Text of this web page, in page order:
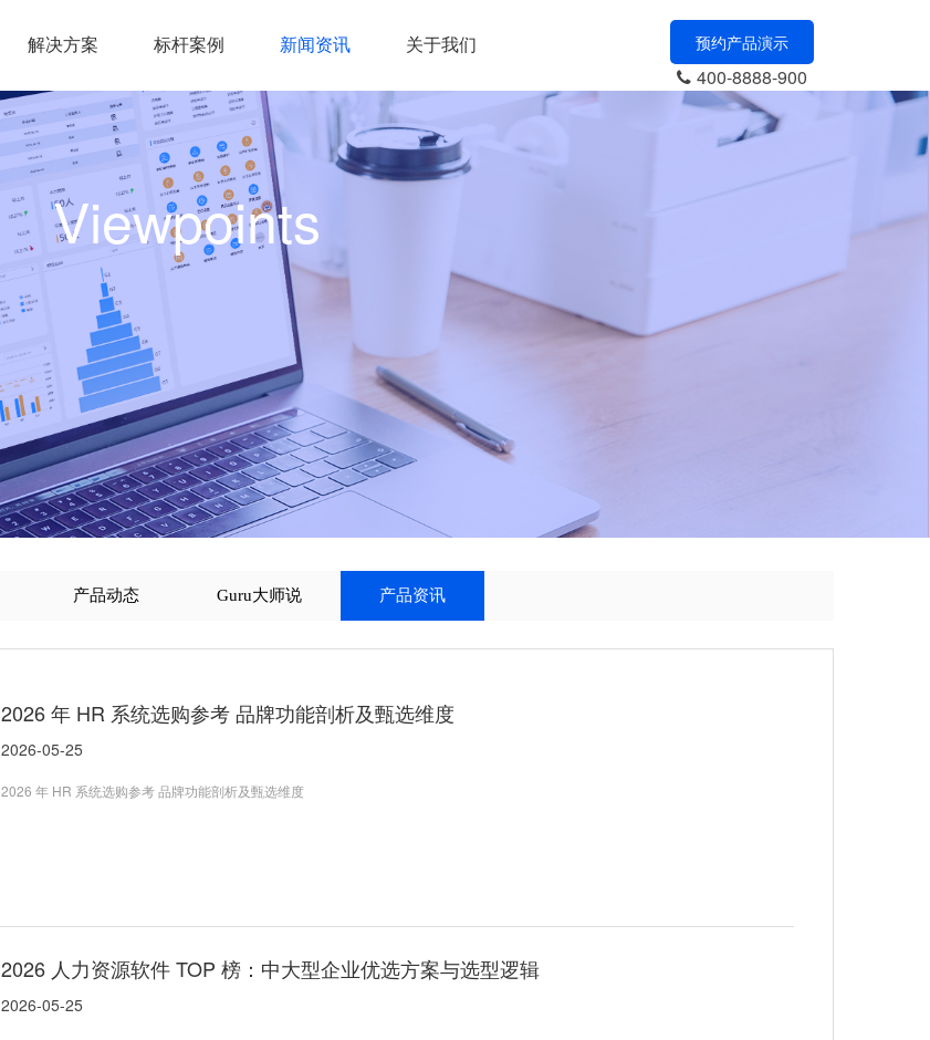
解决方案 标杆案例 新闻资讯 关于我们 预约产品演示
400-8888-900
Viewpoints
产品动态 Guru大师说 产品资讯
2026 年 HR 系统选购参考 品牌功能剖析及甄选维度
2026-05-25
2026 年 HR 系统选购参考 品牌功能剖析及甄选维度
2026 人力资源软件 TOP 榜：中大型企业优选方案与选型逻辑
2026-05-25